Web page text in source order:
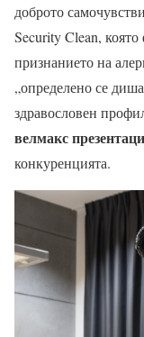
доброто
Security Clean,
признанието на
„определено се
здравословен
велмакс
конкуренцията.